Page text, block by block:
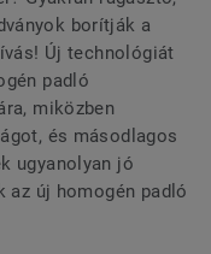
borítják a
Új technológiát
padló
miközben
és másodlagos
ugyanolyan jó
új homogén padló